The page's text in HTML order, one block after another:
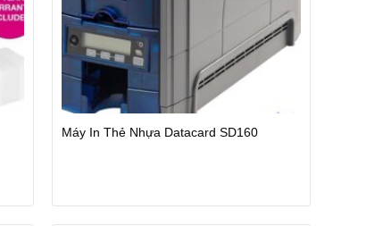
Máy In Thẻ Nhựa Datacard SD160